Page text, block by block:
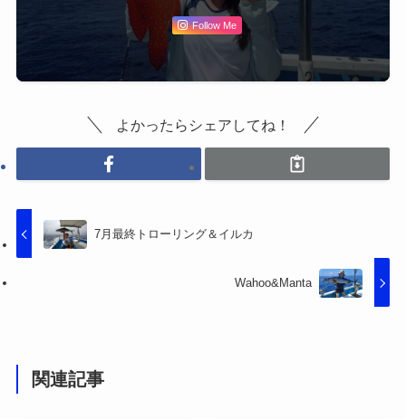
Follow Me
よかったらシェアしてね！
7月最終トローリング＆イルカ
Wahoo&Manta
関連記事